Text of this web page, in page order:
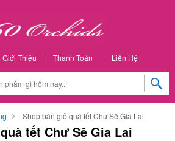
Giới Thiệu | Thanh Toán | Liên Hệ
Shop bán giỏ quà tết Chư Sê Gia Lai
tết Chư Sê Gia Lai